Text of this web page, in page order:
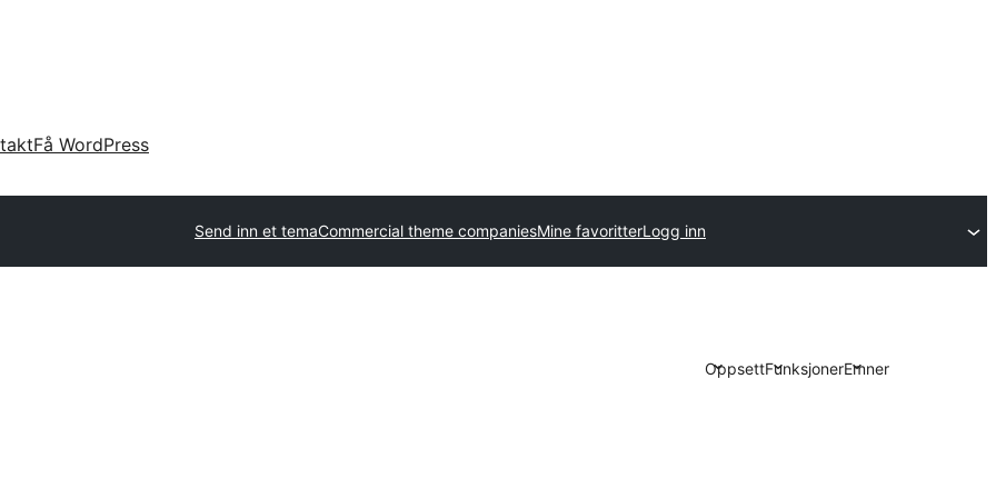
Få WordPress
Send inn et temaCommercial theme companiesMine favoritterLogg inn
OppsettFunksjonerEmner